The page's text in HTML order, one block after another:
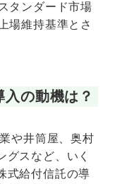
タンダード市場
場維持基準とさ
の動機は？
や井筒屋、奥村
グスなど、いく
式給付信託の導